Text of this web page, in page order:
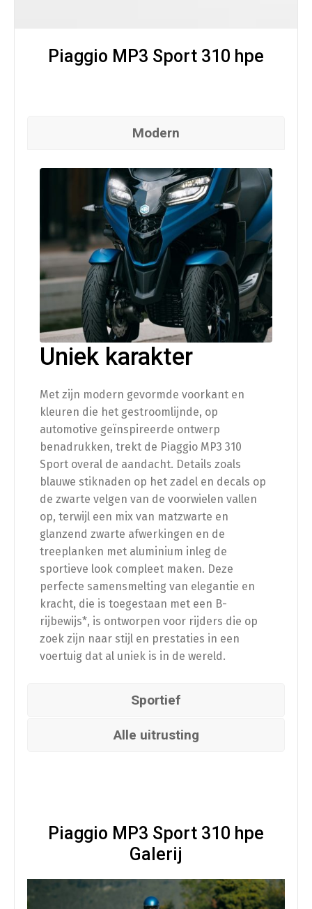
Piaggio MP3 Sport 310 hpe
Modern
Uniek karakter
Met zijn modern gevormde voorkant en
kleuren die het gestroomlijnde, op
automotive geïnspireerde ontwerp
benadrukken, trekt de Piaggio MP3 310
Sport overal de aandacht. Details zoals
blauwe stiknaden op het zadel en decals op
de zwarte velgen van de voorwielen vallen
op, terwijl een mix van matzwarte en
glanzend zwarte afwerkingen en de
treeplanken met aluminium inleg de
sportieve look compleet maken. Deze
perfecte samensmelting van elegantie en
kracht, die is toegestaan met een B-
rijbewijs*, is ontworpen voor rijders die op
zoek zijn naar stijl en prestaties in een
voertuig dat al uniek is in de wereld.
Sportief
Alle uitrusting
Piaggio MP3 Sport 310 hpe
Galerij